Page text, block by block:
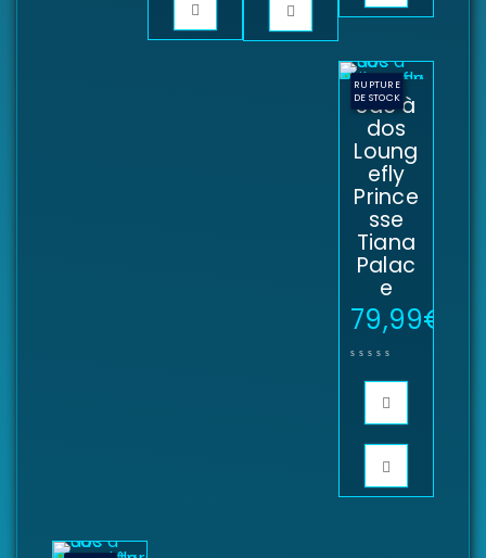
RUPTURE
DE STOCK
Sac à
dos
Loung
efly
Prince
sse
Tiana
Palac
e
79,99€